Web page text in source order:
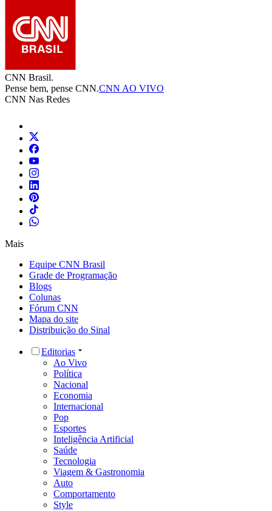
CNN Brasil.
Pense bem, pense CNN.CNN AO VIVO
CNN Nas Redes
Mais
Equipe CNN Brasil
Grade de Programação
Blogs
Colunas
Fórum CNN
Mapa do site
Distribuição do Sinal
Editorias
Ao Vivo
Política
Nacional
Economia
Internacional
Pop
Esportes
Inteligência Artificial
Saúde
Tecnologia
Viagem & Gastronomia
Auto
Comportamento
Style